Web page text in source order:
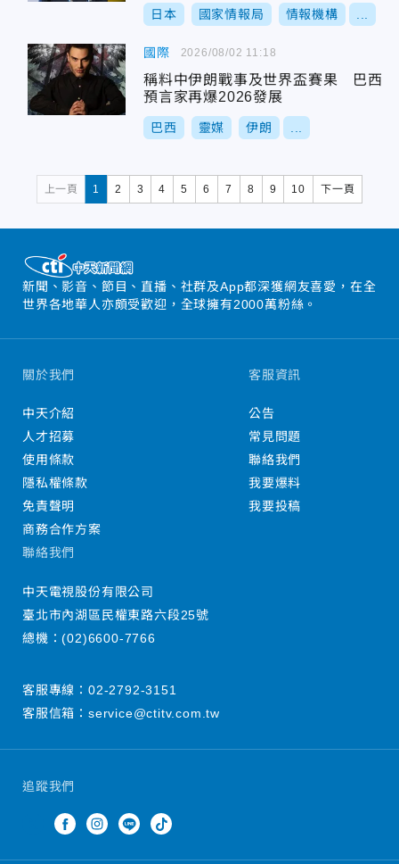
日本 國家情報局 情報機構
國際
稱料中伊朗戰事及世界盃賽果 巴西
預言家再爆2026發展
巴西 靈媒 伊朗
2026/08/02 11:18
上一頁 1 2 3 4 5 6 7 8 9 10 下一頁
新聞、影音、節目、直播、社群及App都深獲網友喜愛，在全
世界各地華人亦頗受歡迎，全球擁有2000萬粉絲。
追蹤我們
關於我們
中天介紹
人才招募
使用條款
隱私權條款
免責聲明
商務合作方案
客服資訊
公告
常見問題
聯絡我們
我要爆料
我要投稿
聯絡我們
中天電視股份有限公司
臺北市內湖區民權東路六段25號
總機：(02)6600-7766
客服專線： 02-2792-3151
客服信箱： service@ctitv.com.tw